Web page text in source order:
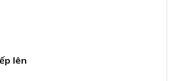
lên